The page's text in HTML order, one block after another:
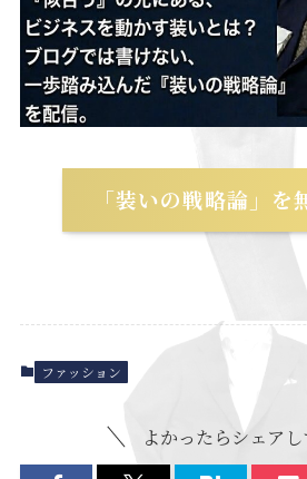
「装いの戦略論」を
ファッション
よかったらシェアし